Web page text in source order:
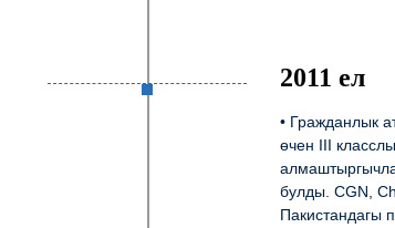
2011 ел
• Гражданлык
өчен III
булды. CGN,
Пакистандагы